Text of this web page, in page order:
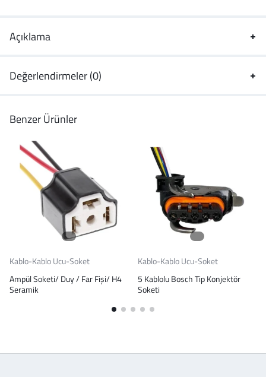
Açıklama
Değerlendirmeler (0)
Benzer Ürünler
Kablo-Kablo Ucu-Soket
Ampül Soketi/ Duy / Far Fişi/ H4
Seramik
Kablo-Kablo Ucu-Soket
5 Kablolu Bosch Tip Konjektör
Soketi